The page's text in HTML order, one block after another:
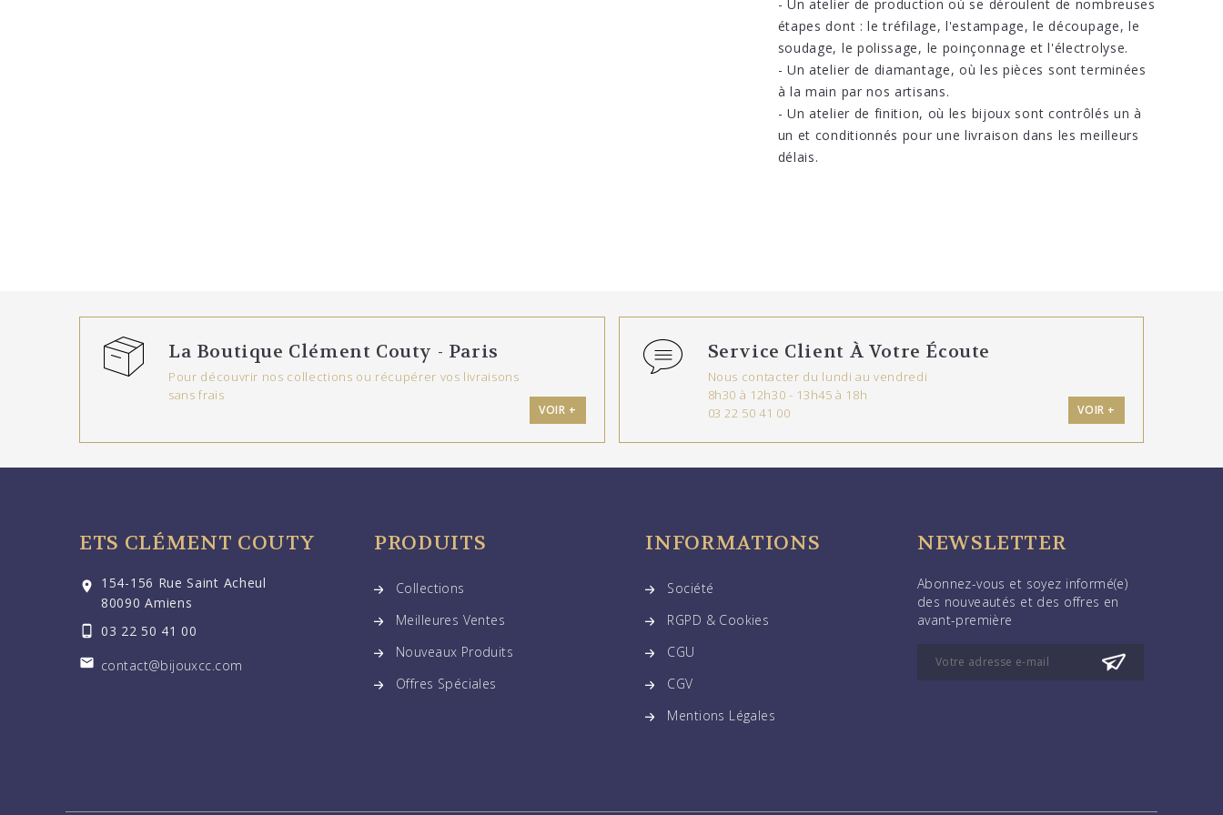
- Un atelier de production où se déroulent de nombreuses
étapes dont : le tréfilage, l'estampage, le découpage, le
soudage, le polissage, le poinçonnage et l'électrolyse.
- Un atelier de diamantage, où les pièces sont terminées
à la main par nos artisans.
- Un atelier de finition, où les bijoux sont contrôlés un à
un et conditionnés pour une livraison dans les meilleurs
délais.
La Boutique Clément Couty - Paris
Pour découvrir nos collections ou récupérer vos livraisons
sans frais
VOIR +
Service Client À Votre Écoute
Nous contacter du lundi au vendredi
8h30 à 12h30 - 13h45 à 18h
03 22 50 41 00
VOIR +
ETS CLÉMENT COUTY

154-156 Rue Saint Acheul
80090 Amiens
 03 22 50 41 00
 contact@bijouxcc.com
PRODUITS
Collections
Meilleures Ventes
Nouveaux Produits
Offres Spéciales
INFORMATIONS
Société
RGPD & Cookies
CGU
CGV
Mentions Légales
NEWSLETTER
Abonnez-vous et soyez informé(e)
des nouveautés et des offres en
avant-première